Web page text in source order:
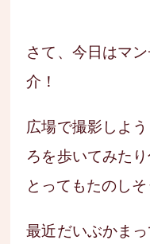
さて、今日はマ
介！
広場で撮影しよ
ろを歩いてみた
とってもたのし
最近だいぶかま